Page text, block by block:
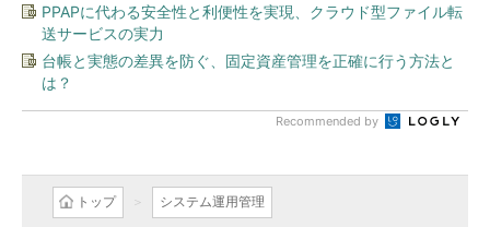
PPAPに代わる安全性と利便性を実現、クラウド型ファイル転
送サービスの実力
台帳と実態の差異を防ぐ、固定資産管理を正確に行う方法と
は？
Recommended by
トップ システム運用管理